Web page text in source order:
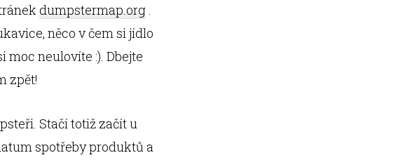
dumpstermap.org
něco v čem si jídlo
moc neulovíte :). Dbejte
zpět!
Stačí totiž začít u
spotřeby produktů a